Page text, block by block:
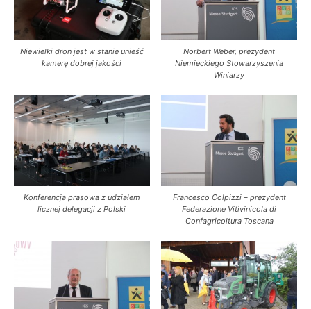
Niewielki dron jest w stanie unieść
kamerę dobrej jakości
Norbert Weber, prezydent
Niemieckiego Stowarzyszenia
Winiarzy
Konferencja prasowa z udziałem
licznej delegacji z Polski
Francesco Colpizzi – prezydent
Federazione Vitivinicola di
Confagricoltura Toscana